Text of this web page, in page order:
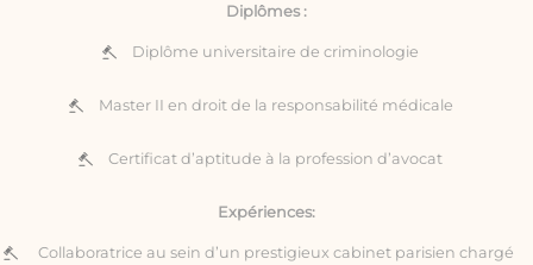
Diplômes :
Diplôme universitaire de criminologie
Master II en droit de la responsabilité médicale
Certificat d’aptitude à la profession d’avocat
Expériences:
Collaboratrice au sein d’un prestigieux cabinet parisien chargé